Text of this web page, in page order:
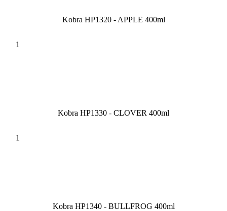
Kobra HP1320 - APPLE 400ml
Kobra HP1330 - CLOVER 400ml
Kobra HP1340 - BULLFROG 400ml